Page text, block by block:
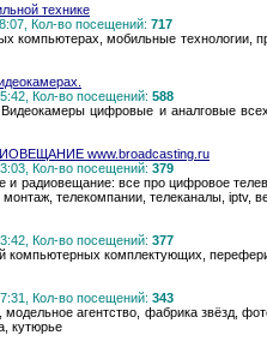
технике
Кол-во посещений: 717
компьютерах, мобильные
Кол-во посещений: 588
цифровые и аналговые
www.broadcasting.ru
Кол-во посещений: 379
и радиовещание: все про цифровое
телекомпании, телеканалы, iptv,
Кол-во посещений: 377
компьютерных комплектующих,
Кол-во посещений: 343
агентство, фабрика звёзд,
кутюрье